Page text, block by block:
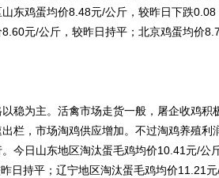
东鸡蛋均价8.48元/公斤，较昨日下跌
元/公斤，较昨日持平；北京鸡蛋均价
为主。活禽市场走货一般，屠企收鸡积
栏，市场淘鸡供应增加。不过淘鸡养殖利
今日山东地区淘汰蛋毛鸡均价10.41元/公
日持平；辽宁地区淘汰蛋毛鸡均价11.21